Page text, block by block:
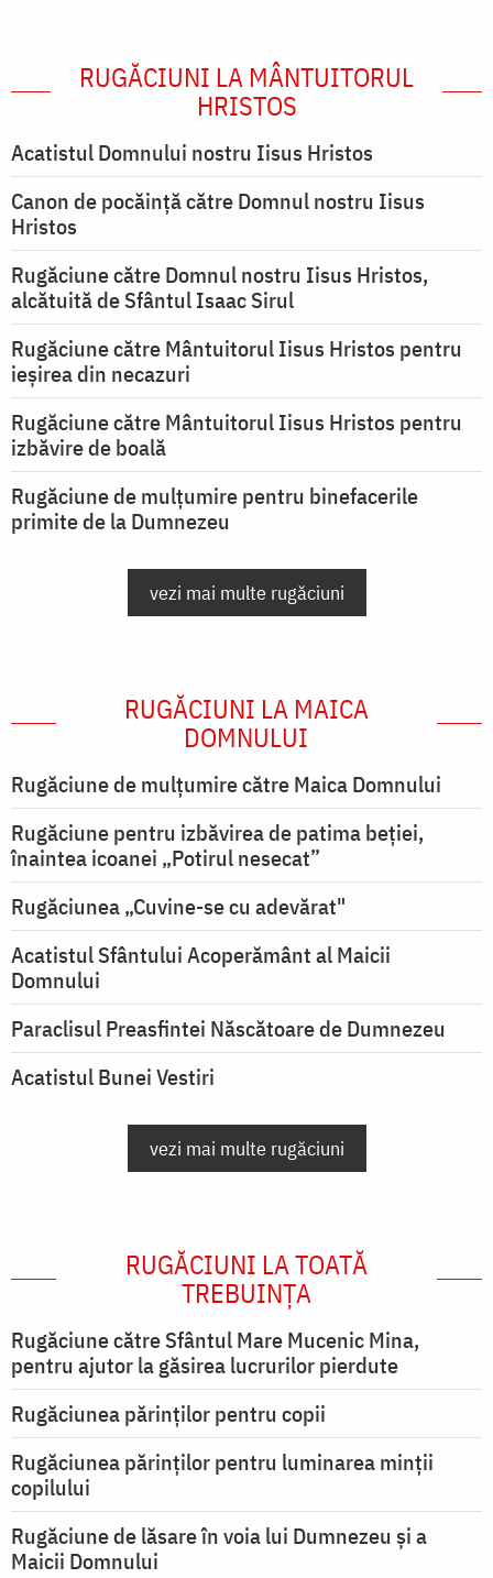
RUGĂCIUNI LA MÂNTUITORUL
HRISTOS
Acatistul Domnului nostru Iisus Hristos
Canon de pocăință către Domnul nostru Iisus
Hristos
Rugăciune către Domnul nostru Iisus Hristos,
alcătuită de Sfântul Isaac Sirul
Rugăciune către Mântuitorul Iisus Hristos pentru
ieşirea din necazuri
Rugăciune către Mântuitorul Iisus Hristos pentru
izbăvire de boală
Rugăciune de mulțumire pentru binefacerile
primite de la Dumnezeu
vezi mai multe rugăciuni
RUGĂCIUNI LA MAICA
DOMNULUI
Rugăciune de mulţumire către Maica Domnului
Rugăciune pentru izbăvirea de patima beției,
înaintea icoanei „Potirul nesecat”
Rugăciunea „Cuvine-se cu adevărat"
Acatistul Sfântului Acoperământ al Maicii
Domnului
Paraclisul Preasfintei Născătoare de Dumnezeu
Acatistul Bunei Vestiri
vezi mai multe rugăciuni
RUGĂCIUNI LA TOATĂ
TREBUINȚA
Rugăciune către Sfântul Mare Mucenic Mina,
pentru ajutor la găsirea lucrurilor pierdute
Rugăciunea părinților pentru copii
Rugăciunea părinților pentru luminarea minţii
copilului
Rugăciune de lăsare în voia lui Dumnezeu şi a
Maicii Domnului